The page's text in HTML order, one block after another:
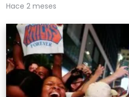
Hace 2 meses